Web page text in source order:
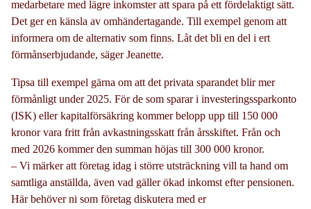
medarbetare med lägre inkomster att spara på ett fördelaktigt sätt.
Det ger en känsla av omhändertagande. Till exempel genom att
informera om de alternativ som finns. Låt det bli en del i ert
förmånserbjudande, säger Jeanette.
Tipsa till exempel gärna om att det privata sparandet blir mer
förmånligt under 2025. För de som sparar i investeringssparkonto
(ISK) eller kapitalförsäkring kommer belopp upp till 150 000
kronor vara fritt från avkastningsskatt från årsskiftet. Från och
med 2026 kommer den summan höjas till 300 000 kronor.
– Vi märker att företag idag i större utsträckning vill ta hand om
samtliga anställda, även vad gäller ökad inkomst efter pensionen.
Här behöver ni som företag diskutera med er